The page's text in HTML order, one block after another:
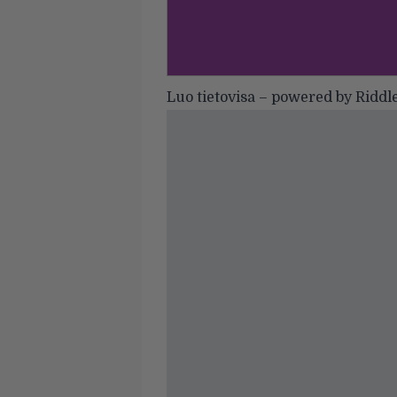
Luo tietovisa – powered by